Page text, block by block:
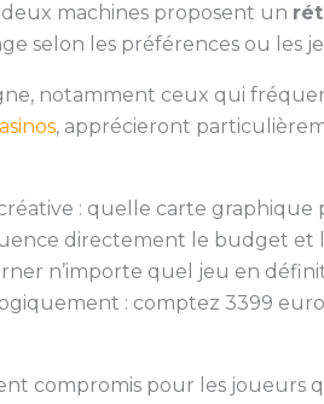
machines proposent un
selon les préférences ou les
notamment ceux qui
, apprécieront
: quelle carte graphique
directement le budget et
n’importe quel jeu en
: comptez 3399
compromis pour les joueurs